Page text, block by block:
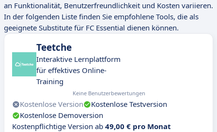
an Funktionalität, Benutzerfreundlichkeit und Kosten variieren.
In der folgenden Liste finden Sie empfohlene Tools, die als
geeignete Substitute für FC Essential dienen können.
Teetche
Interaktive Lernplattform
für effektives Online-
Training
Keine Benutzerbewertungen
Kostenlose Version
Kostenlose Testversion
Kostenlose Demoversion
Kostenpflichtige Version ab 49,00 € pro Monat